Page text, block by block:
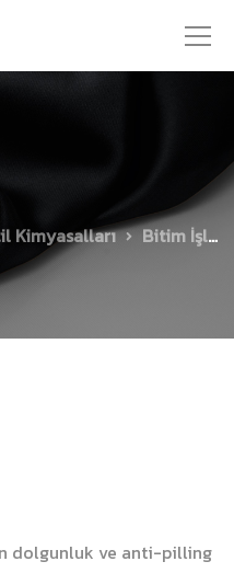
Kimyasalları Bitim İşlemleri
dolgunluk ve anti-pilling